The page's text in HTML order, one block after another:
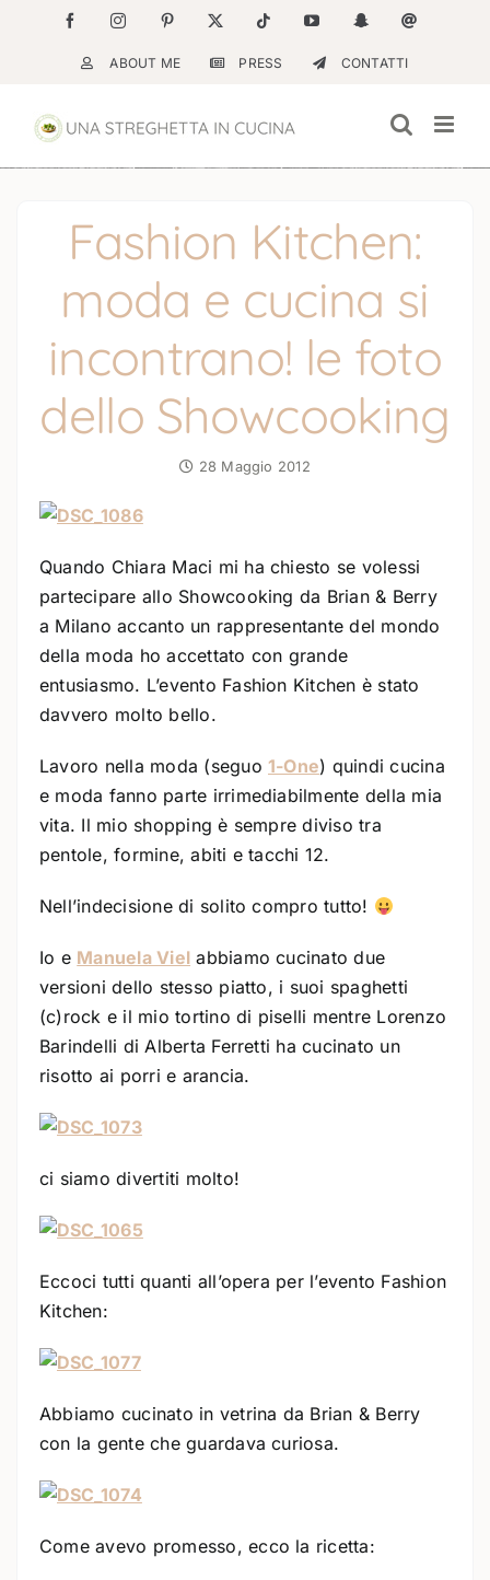
contenuto
FacebookInstagramPinterest Tiktok YouTubeSnapchatEmail
ABOUT ME PRESS CONTATTI
Fashion Kitchen:
moda e cucina si
incontrano! le foto
dello Showcooking
28 Maggio 2012
Quando Chiara Maci mi ha chiesto se volessi
partecipare allo Showcooking da Brian & Berry
a Milano accanto un rappresentante del mondo
della moda ho accettato con grande
entusiasmo. L’evento Fashion Kitchen è stato
davvero molto bello.
Lavoro nella moda (seguo 1-One) quindi cucina
e moda fanno parte irrimediabilmente della mia
vita. Il mio shopping è sempre diviso tra
pentole, formine, abiti e tacchi 12.
Nell’indecisione di solito compro tutto!
Io e Manuela Viel abbiamo cucinato due
versioni dello stesso piatto, i suoi spaghetti
(c)rock e il mio tortino di piselli mentre Lorenzo
Barindelli di Alberta Ferretti ha cucinato un
risotto ai porri e arancia.
ci siamo divertiti molto!
Eccoci tutti quanti all’opera per l’evento Fashion
Kitchen:
Abbiamo cucinato in vetrina da Brian & Berry
con la gente che guardava curiosa.
Come avevo promesso, ecco la ricetta: